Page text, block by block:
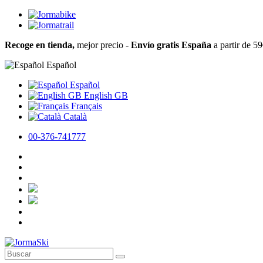
Recoge en tienda, mejor precio - Envío gratis España a partir de
Español
Español
English GB
Français
Català
00-376-741777